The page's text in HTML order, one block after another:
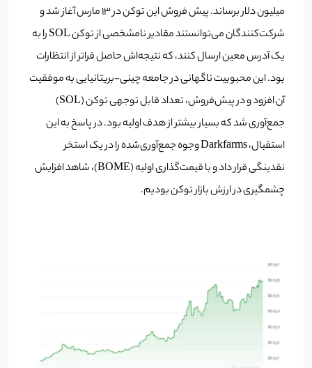
میلیون دلار برساند. پیش فروش این توکن در 13 مارس آغاز شد و
شرکت‌کنندگان می‌توانستند مقادیر نامشخصی از توکن SOL را به
یک آدرس معین ارسال کنند، که نتیجه‌اش حاصل فراتر از انتظارات
بود. این محبوبیت ناگهانی در جامعه چینی-بریتانیایی به موفقیت
آن افزود و در پیش‌فروش، تعداد قابل توجهی توکن (SOL)
جمع‌آوری شد که بسیار بیشتر از هدف اولیه بود. در پاسخ به این
استقبال، Darkfarms وجوه جمع‌آوری‌شده را در یک استخر
نقدینگی قرار داد و با قیمت‌گذاری اولیه (BOME)، شاهد افزایش
چشمگیری در ارزش بازار توکن بودیم.